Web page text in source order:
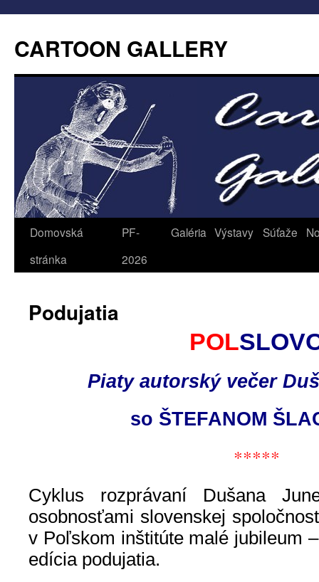
CARTOON GALLERY
Domovská
stránka
PF-
2026
Galéria Výstavy Súťaže
Podujatia
POL
Piaty autorský večer
so ŠTEFANOM
*****
Cyklus rozprávaní Dušana
osobnosťami slovenskej
v Poľskom inštitúte malé jubileum
edícia podujatia.